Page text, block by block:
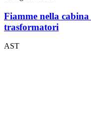
Fiamme nella
trasformatori
AST